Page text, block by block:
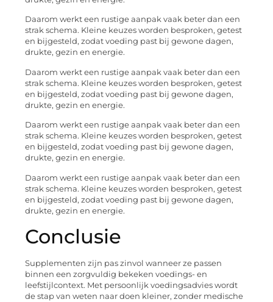
Daarom werkt een rustige aanpak vaak beter dan een
strak schema. Kleine keuzes worden besproken, getest
en bijgesteld, zodat voeding past bij gewone dagen,
drukte, gezin en energie.
Daarom werkt een rustige aanpak vaak beter dan een
strak schema. Kleine keuzes worden besproken, getest
en bijgesteld, zodat voeding past bij gewone dagen,
drukte, gezin en energie.
Daarom werkt een rustige aanpak vaak beter dan een
strak schema. Kleine keuzes worden besproken, getest
en bijgesteld, zodat voeding past bij gewone dagen,
drukte, gezin en energie.
Daarom werkt een rustige aanpak vaak beter dan een
strak schema. Kleine keuzes worden besproken, getest
en bijgesteld, zodat voeding past bij gewone dagen,
drukte, gezin en energie.
Conclusie
Supplementen zijn pas zinvol wanneer ze passen
binnen een zorgvuldig bekeken voedings- en
leefstijlcontext. Met persoonlijk voedingsadvies wordt
de stap van weten naar doen kleiner, zonder medische